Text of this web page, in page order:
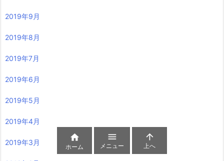
2019年9月
2019年8月
2019年7月
2019年6月
2019年5月
2019年4月
2019年3月 
ホーム

メニュー

上へ